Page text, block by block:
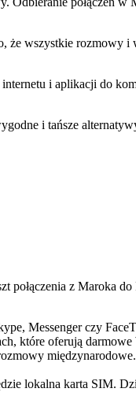
wszystkie rozmowy i
i aplikacji do
i tańsze
połączenia z Maroka
Messenger czy
które oferują
lokalna karta SIM.